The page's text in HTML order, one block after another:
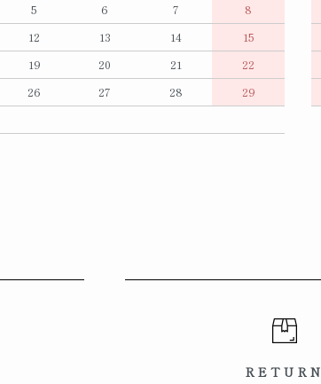
5 6 7
8
12 13 14
15
19 20 21
22
26 27 28
29
RETURN